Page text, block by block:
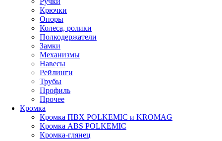
Крючки
Опоры
Колеса, ролики
Полкодержатели
Замки
Механизмы
Навесы
Рейлинги
Трубы
Профиль
Прочее
Кромка
Кромка ПВХ POLKEMIC и KROMAG
Кромка ABS POLKEMIС
Кромка-глянец